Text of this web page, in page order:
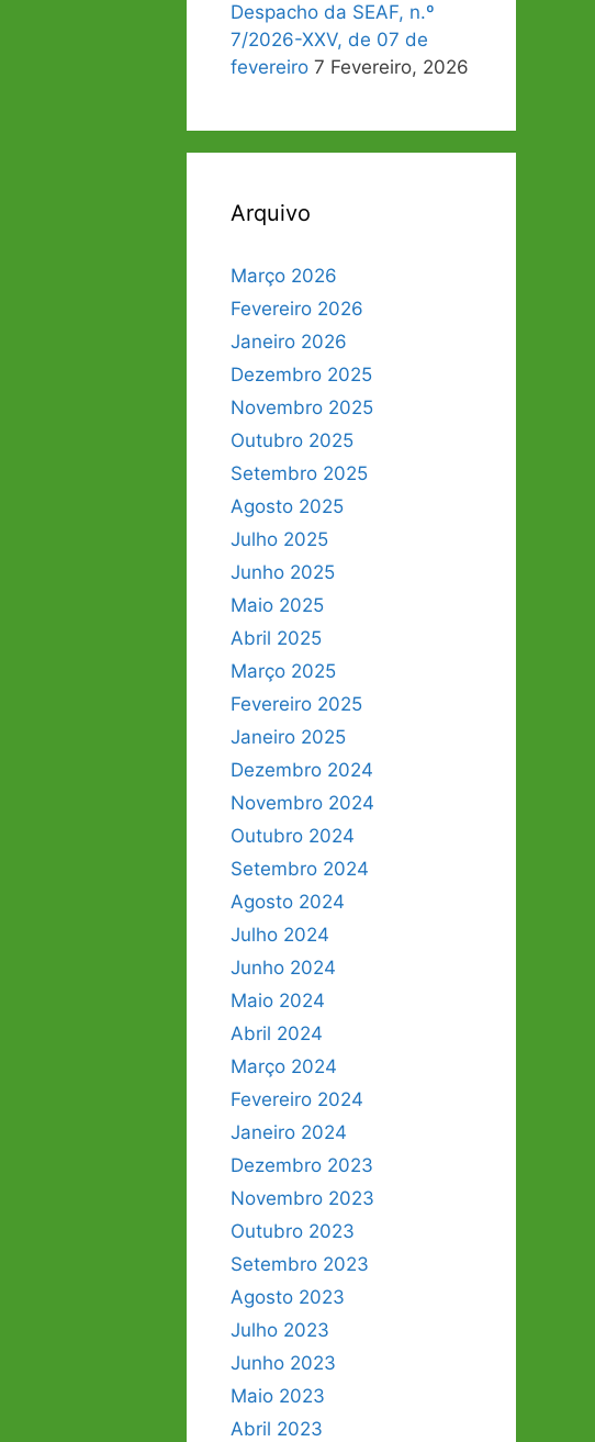
Despacho da SEAF, n.º
7/2026-XXV, de 07 de
fevereiro 7 Fevereiro, 2026
Arquivo
Março 2026
Fevereiro 2026
Janeiro 2026
Dezembro 2025
Novembro 2025
Outubro 2025
Setembro 2025
Agosto 2025
Julho 2025
Junho 2025
Maio 2025
Abril 2025
Março 2025
Fevereiro 2025
Janeiro 2025
Dezembro 2024
Novembro 2024
Outubro 2024
Setembro 2024
Agosto 2024
Julho 2024
Junho 2024
Maio 2024
Abril 2024
Março 2024
Fevereiro 2024
Janeiro 2024
Dezembro 2023
Novembro 2023
Outubro 2023
Setembro 2023
Agosto 2023
Julho 2023
Junho 2023
Maio 2023
Abril 2023